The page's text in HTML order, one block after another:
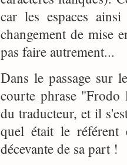
car les espaces
changement de mise
pas faire autrement...
Dans le passage sur
courte phrase "Frodo
du traducteur, et il
quel était le
décevante de sa part !